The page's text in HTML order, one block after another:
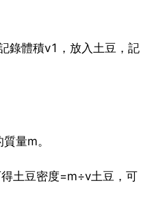
錄體積v1，放入土豆，記
量m。
土豆密度=m÷v土豆，可